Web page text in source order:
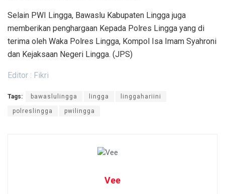
Selain PWI Lingga, Bawaslu Kabupaten Lingga juga
memberikan penghargaan Kepada Polres Lingga yang di
terima oleh Waka Polres Lingga, Kompol Isa Imam Syahroni
dan Kejaksaan Negeri Lingga. (JPS)
Editor : Fikri
Tags: bawaslulingga lingga linggahariini
polreslingga pwilingga
Vee